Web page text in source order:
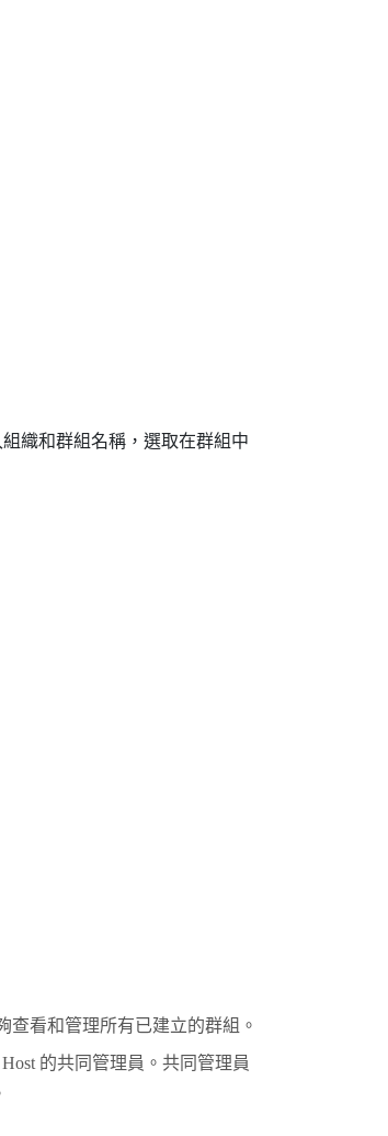
織和群組名稱，選取在群組中
看和管理所有已建立的群組。
的共同管理員。共同管理員